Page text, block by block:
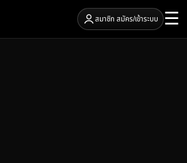
สมาชิก สมัคร/เข้าระบบ ☰